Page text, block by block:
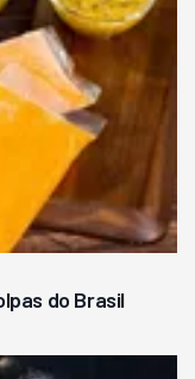
do Brasil